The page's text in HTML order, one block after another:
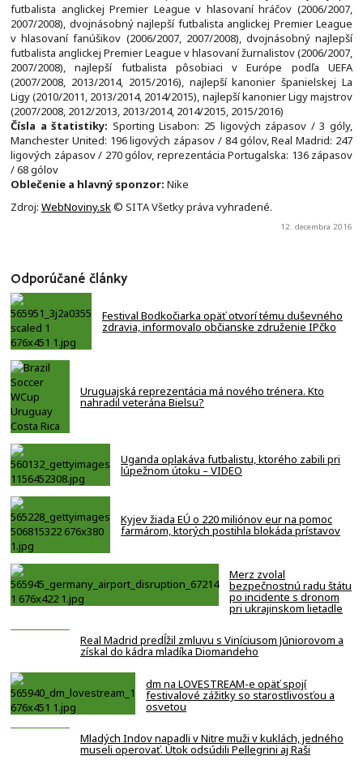
futbalista anglickej Premier League v hlasovaní hráčov (2006/2007,
2007/2008), dvojnásobný najlepší futbalista anglickej Premier League
v hlasovaní fanúšikov (2006/2007, 2007/2008), dvojnásobný najlepší
futbalista anglickej Premier League v hlasovaní žurnalistov (2006/2007,
2007/2008), najlepší futbalista pôsobiaci v Európe podľa UEFA
(2007/2008, 2013/2014, 2015/2016), najlepší kanonier španielskej La
Ligy (2010/2011, 2013/2014, 2014/2015), najlepší kanonier Ligy majstrov
(2007/2008, 2012/2013, 2013/2014, 2014/2015, 2015/2016)
Čísla a štatistiky: Sporting Lisabon: 25 ligových zápasov / 3 góly,
Manchester United: 196 ligových zápasov / 84 gólov, Real Madrid: 247
ligových zápasov / 270 gólov, reprezentácia Portugalska: 136 zápasov
/ 68 gólov
Oblečenie a hlavný sponzor: Nike
Zdroj: WebNoviny.sk© SITA Všetky práva vyhradené.
12. decembra 2016
Odporúčané články
Festival Bodkočiarka opäť otvorí tému duševného
zdravia, informovalo občianske združenie IPčko
Uruguajská reprezentácia má nového trénera. Kto
nahradil veterána Bielsu?
Uganda oplakáva futbalistu, ktorého zabili pri
lúpežnom útoku – VIDEO
Kyjev žiada EÚ o 220 miliónov eur na pomoc
farmárom, ktorých postihla blokáda prístavov
Merz zvolal
bezpečnostnú radu štátu
po incidente s dronom
pri ukrajinskom lietadle
Real Madrid predĺžil zmluvu s Viníciusom Júniorovom a
získal do kádra mladíka Diomandeho
dm na LOVESTREAM-e opäť spojí
festivalové zážitky so starostlivosťou a
osvetou
Mladých Indov napadli v Nitre muži v kuklách, jedného
museli operovať. Útok odsúdili Pellegrini aj Raši